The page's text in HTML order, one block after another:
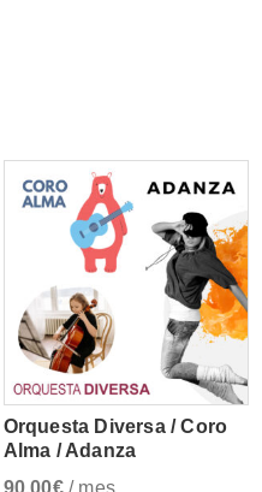
Orquesta Diversa / Coro
Alma / Adanza
90,00€ / mes